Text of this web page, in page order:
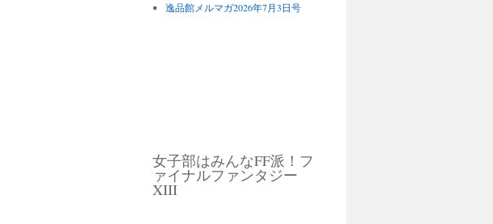
逸品館メルマガ2026年7月3日号
女子部はみんなFF派！フ
ァイナルファンタジー
XIII